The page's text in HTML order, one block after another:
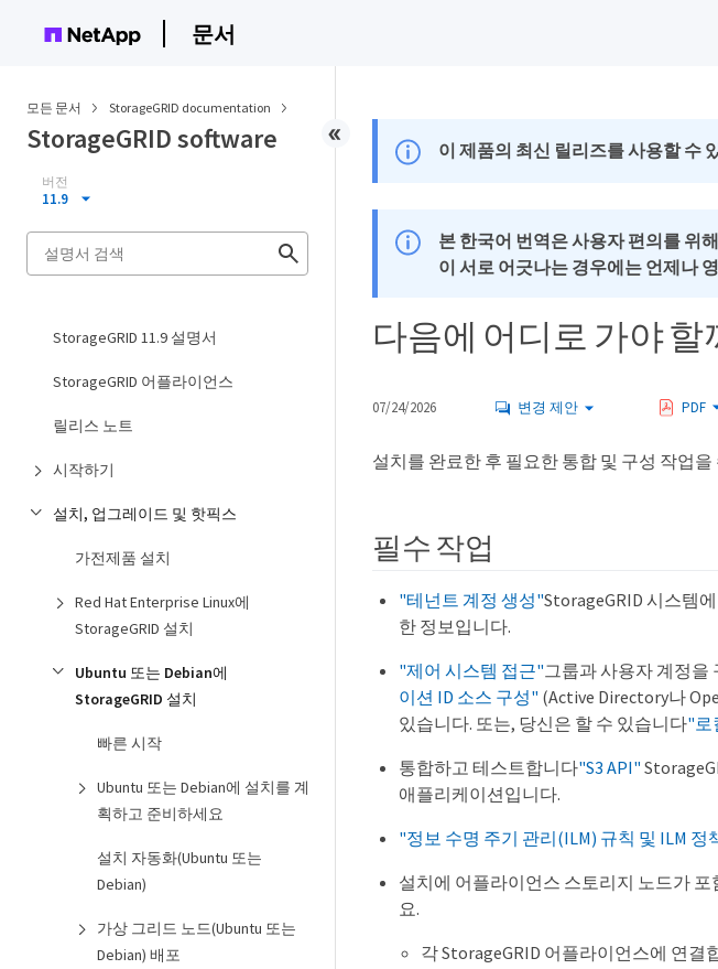
문서
모든 문서 StorageGRID documentation
StorageGRID software
버전
11.9
StorageGRID 11.9 설명서
StorageGRID 어플라이언스
릴리스 노트
시작하기
설치, 업그레이드 및 핫픽스
가전제품 설치
Red Hat Enterprise Linux에
StorageGRID 설치
Ubuntu 또는 Debian에
StorageGRID 설치
빠른 시작
Ubuntu 또는 Debian에 설치를 계
획하고 준비하세요
설치 자동화(Ubuntu 또는
Debian)
가상 그리드 노드(Ubuntu 또는
Debian) 배포
이 제품의 최신 릴리즈를 사용할 수
본 한국어 번역은 사용자 편의를 위
이 서로 어긋나는 경우에는 언제나
다음에 어디로 가야 할
07/24/2026 변경 제안 PDF
설치를 완료한 후 필요한 통합 및 구성 작업
필수 작업
"테넌트 계정 생성"StorageGRID 시스템
한 정보입니다.
"제어 시스템 접근"그룹과 사용자 계정을
이션 ID 소스 구성" (Active Directory나
있습니다. 또는, 당신은 할 수 있습니다"로
통합하고 테스트합니다"S3 API"
애플리케이션입니다.
"정보 수명 주기 관리(ILM) 규칙 및 ILM 정
설치에 어플라이언스 스토리지 노드가
요.
각 StorageGRID 어플라이언스에 연결